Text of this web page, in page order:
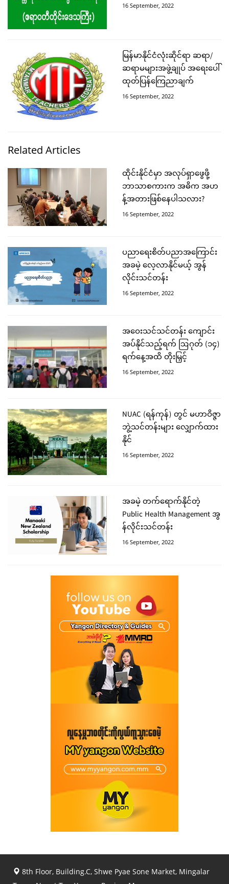
16 September, 2022
မြန်မာနိုင်ငံလုံးဆိုင်ရာ ဆရာ/
ဆရာမများအဖွဲ့ချုပ် အရေးပေါ်
ထုတ်ပြန်ကြေညာချက်
16 September, 2022
Related Articles
ထိုင်းနိုင်ငံမှာ အလုပ်ရှာဖွေဖို့
ဘာသာစကားက အဓိက အဟ
န့်အတားဖြစ်နေပါသလား?
16 September, 2022
ပညာရေးစိတ်ပညာအကြောင်း
အခမဲ့ လေ့လာနိုင်မယ့် အွန်
လိုင်းသင်တန်း
16 September, 2022
အဝေးသင်သင်တန်း ကျောင်း
အပ်နိုင်သည့်ရက် ဩဂုတ် (၁၄)
ရက်နေ့အထိ တိုးမြှင့်
16 September, 2022
NUAC (ရန်ကုန်) တွင် မဟာဝိဇ္ဇာ
ဘွဲ့သင်တန်းများ လျှောက်ထား
နိုင်
16 September, 2022
အခမဲ့ တက်ရောက်နိုင်တဲ့
Public Health Management အွ
န်လိုင်းသင်တန်း
16 September, 2022
8th Floor, Building.C, Shwe Pyae Sone Market, Mingalar